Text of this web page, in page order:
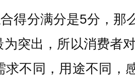
得分满分是5分，那
突出，所以消费者
不同，用途不同，